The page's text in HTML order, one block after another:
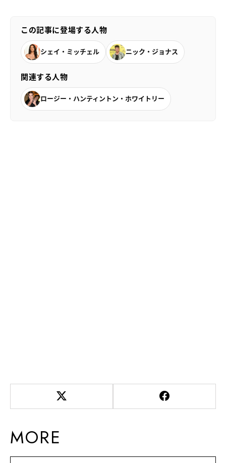
この記事に登場する人物
シェイ・ミッチェル ニック・ジョナス
関連する人物
ロージー・ハンティントン・ホワイトリー
MORE